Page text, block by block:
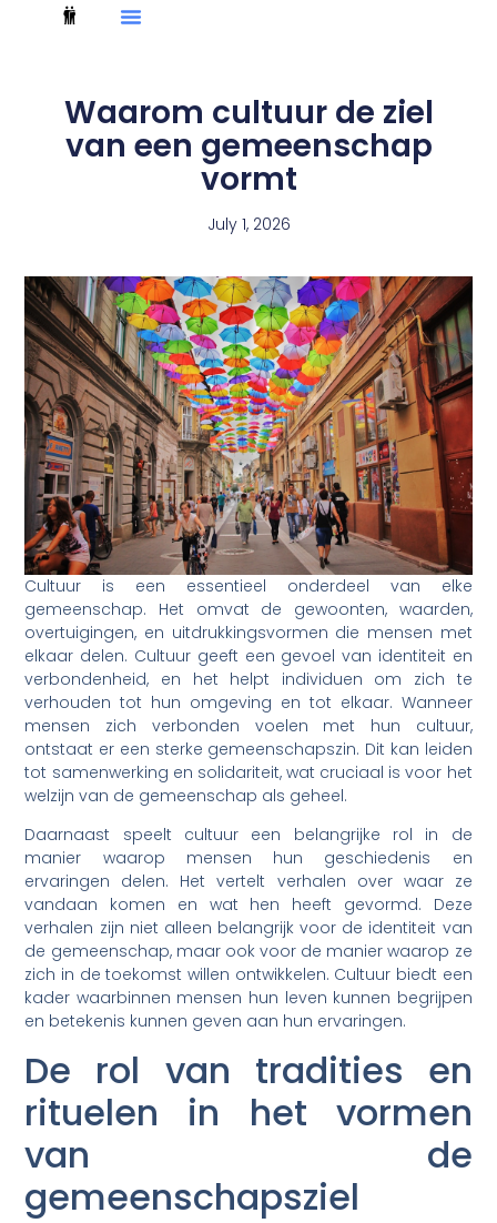
Waarom cultuur de ziel
van een gemeenschap
vormt
July 1, 2026
Cultuur is een essentieel onderdeel van elke
gemeenschap. Het omvat de gewoonten, waarden,
overtuigingen, en uitdrukkingsvormen die mensen met
elkaar delen. Cultuur geeft een gevoel van identiteit en
verbondenheid, en het helpt individuen om zich te
verhouden tot hun omgeving en tot elkaar. Wanneer
mensen zich verbonden voelen met hun cultuur,
ontstaat er een sterke gemeenschapszin. Dit kan leiden
tot samenwerking en solidariteit, wat cruciaal is voor het
welzijn van de gemeenschap als geheel.
Daarnaast speelt cultuur een belangrijke rol in de
manier waarop mensen hun geschiedenis en
ervaringen delen. Het vertelt verhalen over waar ze
vandaan komen en wat hen heeft gevormd. Deze
verhalen zijn niet alleen belangrijk voor de identiteit van
de gemeenschap, maar ook voor de manier waarop ze
zich in de toekomst willen ontwikkelen. Cultuur biedt een
kader waarbinnen mensen hun leven kunnen begrijpen
en betekenis kunnen geven aan hun ervaringen.
De rol van tradities en
rituelen in het vormen
van de
gemeenschapsziel